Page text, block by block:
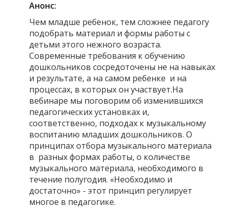
Анонс:
Чем младше ребенок, тем сложнее педагогу
подобрать материал и формы работы с
детьми этого нежного возраста.
Современные требования к обучению
дошкольников сосредоточены не на навыках
и результате, а на самом ребенке и на
процессах, в которых он участвует.На
вебинаре мы поговорим об изменившихся
педагогических установках и,
соответственно, подходах к музыкальному
воспитанию младших дошкольников. О
принципах отбора музыкального материала
в разных формах работы, о количестве
музыкального материала, необходимого в
течение полугодия. «Необходимо и
достаточно» - этот принцип регулирует
многое в педагогике.